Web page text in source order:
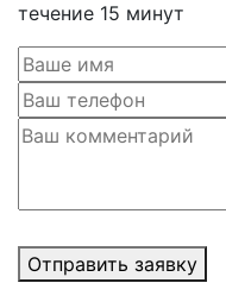
течение 15 минут
Отправить заявку